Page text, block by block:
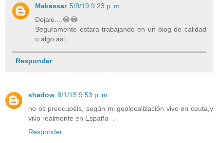
Makassar 5/9/19 9:23 p. m.
Dejale....😂😂
Seguramente estara trabajando en un blog de calidad
o algo asi...
Responder
shadow 8/1/15 9:53 p. m.
no os preocupéis, según mi geolocalización vivo en ceuta,y
vivo realmente en España -.-
Responder